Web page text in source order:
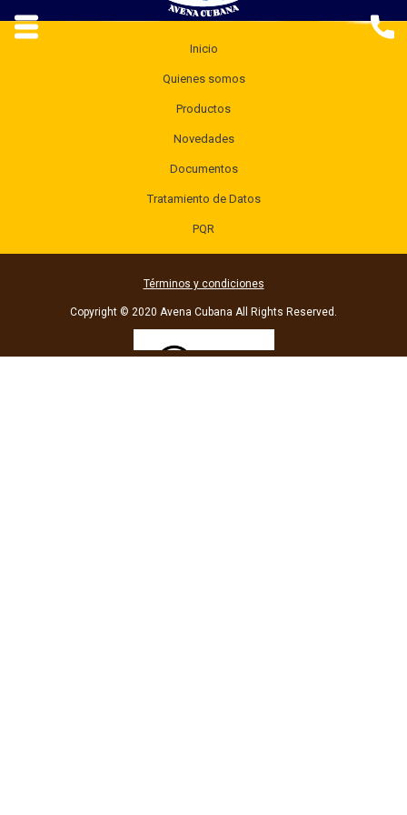
Inicio
Quienes somos
Productos
Novedades
Documentos
Tratamiento de Datos
PQR
Términos y condiciones
Copyright © 2020 Avena Cubana All Rights Reserved.